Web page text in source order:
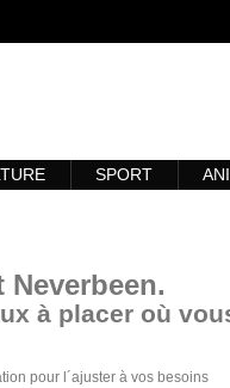
SPORT
.
à placer où
pour l´ajuster à vos besoins